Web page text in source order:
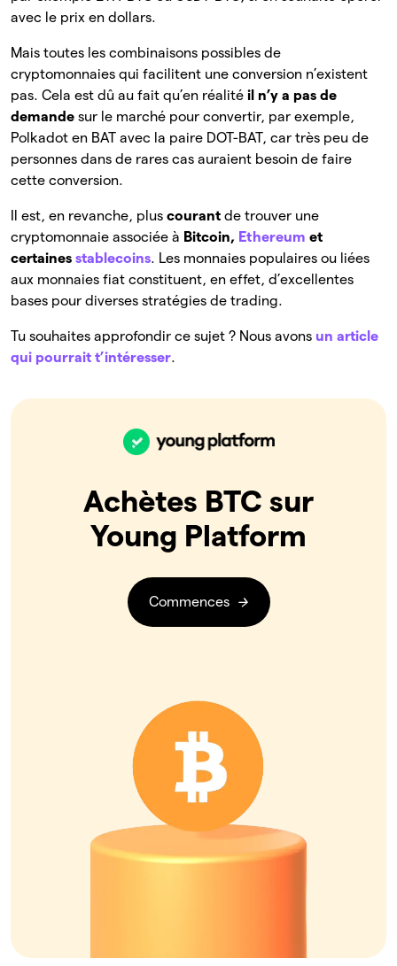
avec le prix en dollars.
Mais toutes les combinaisons possibles de
cryptomonnaies qui facilitent une conversion n’existent
pas. Cela est dû au fait qu’en réalité il n’y a pas de
demande sur le marché pour convertir, par exemple,
Polkadot en BAT avec la paire DOT-BAT, car très peu de
personnes dans de rares cas auraient besoin de faire
cette conversion.
Il est, en revanche, plus courant de trouver une
cryptomonnaie associée à Bitcoin, Ethereum et
certaines stablecoins. Les monnaies populaires ou liées
aux monnaies fiat constituent, en effet, d’excellentes
bases pour diverses stratégies de trading.
Tu souhaites approfondir ce sujet ? Nous avons un article
qui pourrait t’intéresser.
Achètes BTC sur
Young Platform
Commences